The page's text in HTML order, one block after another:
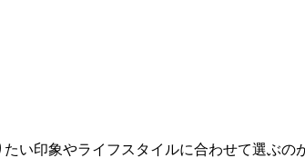
い印象やライフスタイルに合わせて選ぶの